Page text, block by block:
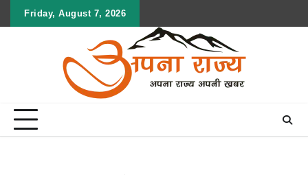
Friday, August 7, 2026